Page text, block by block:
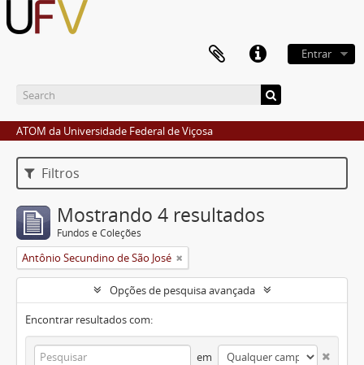
Entrar
ATOM da Universidade Federal de Viçosa
Filtros
Mostrando 4 resultados
Fundos e Coleções
Antônio Secundino de São José
Opções de pesquisa avançada
Encontrar resultados com:
em